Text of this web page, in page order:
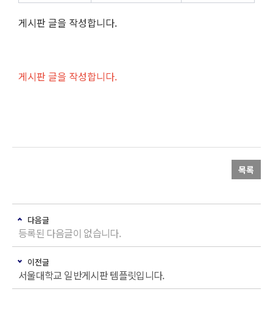
게시판 글을 작성합니다.
게시판 글을 작성합니다.
목록
다음글
등록된 다음글이 없습니다.
이전글
서울대학교 일반게시판 템플릿입니다.